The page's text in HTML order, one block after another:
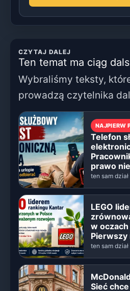
CZYTAJ DALEJ
Ten temat ma ciąg
Wybraliśmy teksty,
prowadzą czytelnika
NAJPIERW
Telefon
prawo
ten sam dział
LEGO
w oczach
Pierwszy
ten sam dział
Sieć